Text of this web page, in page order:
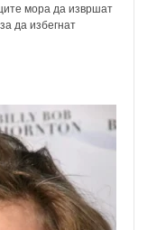
мора да извршат
да избегнат